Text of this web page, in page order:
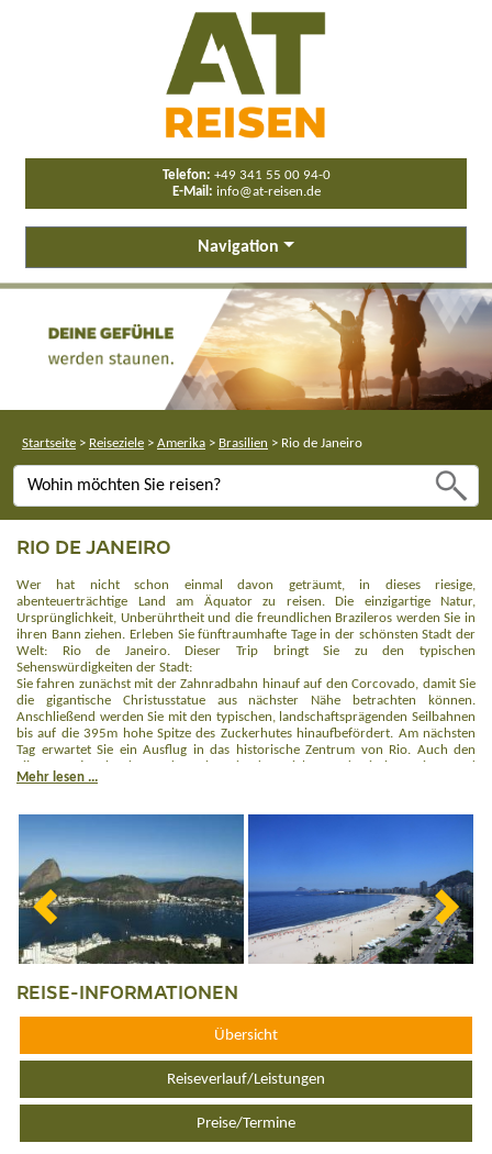
Telefon: +49 341 55 00 94-0
E-Mail: info@at-reisen.de
Navigation
Startseite > Reiseziele > Amerika > Brasilien > Rio de Janeiro
RIO DE JANEIRO
Wer hat nicht schon einmal davon geträumt, in dieses riesige,
abenteuerträchtige Land am Äquator zu reisen. Die einzigartige Natur,
Ursprünglichkeit, Unberührtheit und die freundlichen Brazileros werden Sie in
ihren Bann ziehen. Erleben Sie fünftraumhafte Tage in der schönsten Stadt der
Welt: Rio de Janeiro. Dieser Trip bringt Sie zu den typischen
Sehenswürdigkeiten der Stadt:
Sie fahren zunächst mit der Zahnradbahn hinauf auf den Corcovado, damit Sie
die gigantische Christusstatue aus nächster Nähe betrachten können.
Anschließend werden Sie mit den typischen, landschaftsprägenden Seilbahnen
bis auf die 395m hohe Spitze des Zuckerhutes hinaufbefördert. Am nächsten
Tag erwartet Sie ein Ausflug in das historische Zentrum von Rio. Auch den
Pflanzenarten kennenlernen. Hier erleben Sie den atlantischen Regenwald in
Stränden, wie bspw. Copacabana und Ipanema.
Brasilien als Vorprogramm oder Verlängerung kombinieren.
Mehr lesen ...
REISE-INFORMATIONEN
Übersicht
Reiseverlauf/Leistungen
Preise/Termine